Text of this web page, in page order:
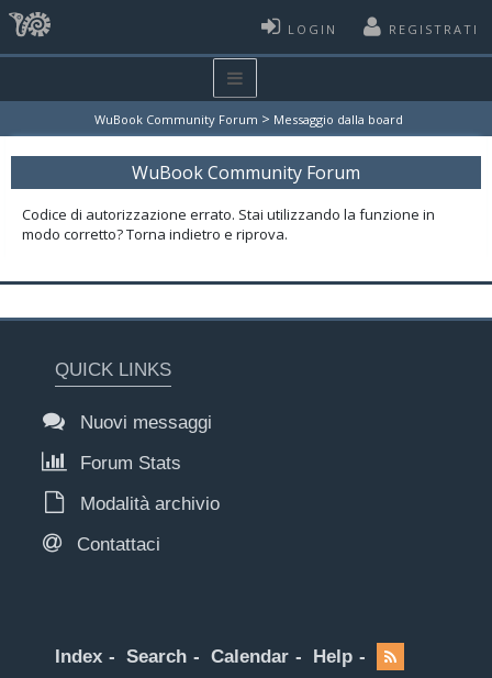
LOGIN REGISTRATI
WuBook Community Forum > Messaggio dalla board
WuBook Community Forum
Codice di autorizzazione errato. Stai utilizzando la funzione in
modo corretto? Torna indietro e riprova.
QUICK LINKS
Nuovi messaggi
Forum Stats
Modalità archivio
Contattaci
Index Search Calendar Help